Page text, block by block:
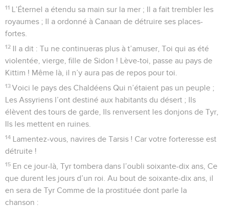
11 L’Éternel a étendu sa main sur la mer ; Il a fait trembler les
royaumes ; Il a ordonné à Canaan de détruire ses places-
fortes.
12 Il a dit : Tu ne continueras plus à t’amuser, Toi qui as été
violentée, vierge, fille de Sidon ! Lève-toi, passe au pays de
Kittim ! Même là, il n’y aura pas de repos pour toi.
13 Voici le pays des Chaldéens Qui n’étaient pas un peuple ;
Les Assyriens l’ont destiné aux habitants du désert ; Ils
élèvent des tours de garde, Ils renversent les donjons de Tyr,
Ils les mettent en ruines.
14 Lamentez-vous, navires de Tarsis ! Car votre forteresse est
détruite !
15 En ce jour-là, Tyr tombera dans l’oubli soixante-dix ans, Ce
que durent les jours d’un roi. Au bout de soixante-dix ans, il
en sera de Tyr Comme de la prostituée dont parle la
chanson :